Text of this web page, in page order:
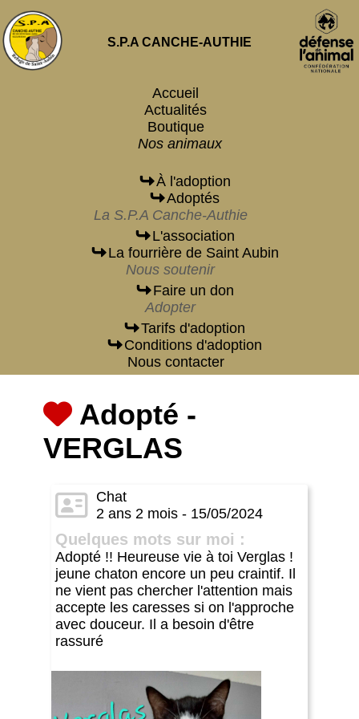
S.P.A CANCHE-AUTHIE
Accueil
Actualités
Boutique
Nos animaux
À l'adoption
Adoptés
La S.P.A Canche-Authie
L'association
La fourrière de Saint Aubin
Nous soutenir
Faire un don
Adopter
Tarifs d'adoption
Conditions d'adoption
Nous contacter
Adopté -
VERGLAS
Chat
2 ans 2 mois - 15/05/2024
Quelques mots sur moi :
Adopté !! Heureuse vie à toi Verglas !
jeune chaton encore un peu craintif. Il
ne vient pas chercher l'attention mais
accepte les caresses si on l'approche
avec douceur. Il a besoin d'être
rassuré